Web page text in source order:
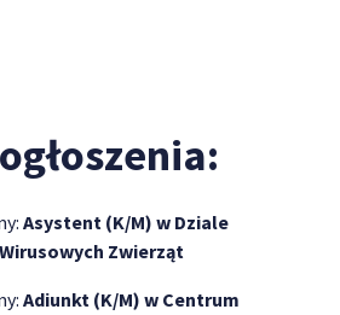
Asystent (K/M) w Dziale
Zwierząt
Adiunkt (K/M) w Centrum